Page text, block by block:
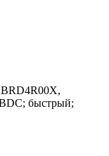
быстрый;